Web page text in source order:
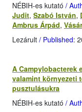
NÉBIH-es kutató /
Judit, Szabó István,
Ambrus Árpád,
Lezárult / Published:
A Campylobacterek
valamint környezeti
pusztulásukra
NÉBIH-es kutató /